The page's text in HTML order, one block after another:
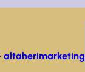
altaherimarketing